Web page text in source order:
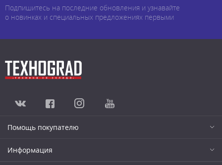
Подпишитесь на последние обновления и узнавайте
о новинках и специальных предложениях первыми
Помощь покупателю
Информация